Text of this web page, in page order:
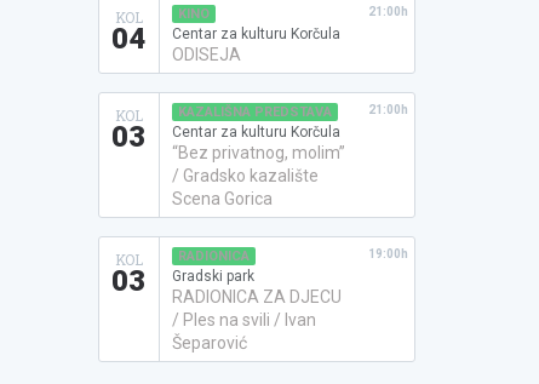
KOL
04
KINO
Centar za kulturu Korčula
ODISEJA
21:00h
KOL
03
KAZALIŠNA PREDSTAVA
Centar za kulturu Korčula
“Bez privatnog, molim”
/ Gradsko kazalište
Scena Gorica
21:00h
KOL
03
RADIONICA
Gradski park
RADIONICA ZA DJECU
/ Ples na svili / Ivan
Šeparović
19:00h